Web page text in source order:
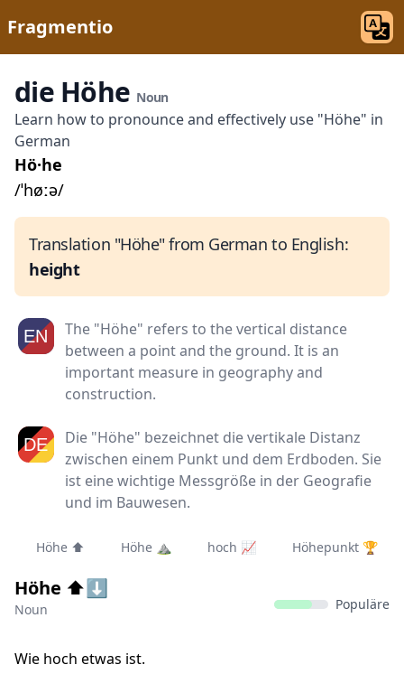
Fragmentio
die Höhe Noun
Learn how to pronounce and effectively use "Höhe" in
German
Hö·he
/ˈhøːə/
Translation "Höhe" from German to English:
height
The "Höhe" refers to the vertical distance
between a point and the ground. It is an
important measure in geography and
construction.
Die "Höhe" bezeichnet die vertikale Distanz
zwischen einem Punkt und dem Erdboden. Sie
ist eine wichtige Messgröße in der Geografie
und im Bauwesen.
Höhe ⬆️ Höhe ⛰️ hoch 📈 Höhepunkt 🏆
Höhe ⬆️⬇
Noun Populäre
Wie hoch etwas ist.